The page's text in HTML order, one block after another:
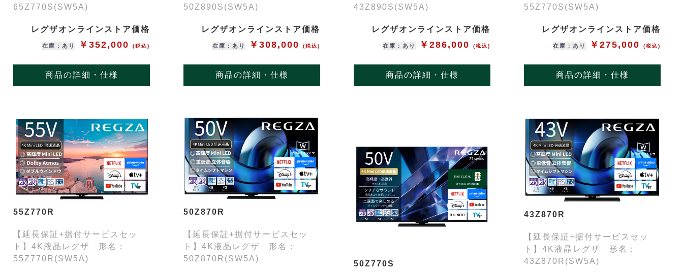
65Z770S(SW5A)
レグザオンラインストア価格
在庫：あり ￥352,000(税込)
商品の詳細・仕様
50Z890S(SW5A)
レグザオンラインストア価格
在庫：あり ￥308,000(税込)
商品の詳細・仕様
43Z890S(SW5A)
レグザオンラインストア価格
在庫：あり ￥286,000(税込)
商品の詳細・仕様
55Z770S(SW5A)
レグザオンラインストア価格
在庫：あり ￥275,000(税込)
商品の詳細・仕様
55Z770R
【延長保証+据付サービスセッ
ト】4K液晶レグザ 形名：
55Z770R(SW5A)
50Z870R
【延長保証+据付サービスセッ
ト】4K液晶レグザ 形名：
50Z870R(SW5A)
50Z770S
43Z870R
【延長保証+据付サービスセッ
ト】4K液晶レグザ 形名：
43Z870R(SW5A)